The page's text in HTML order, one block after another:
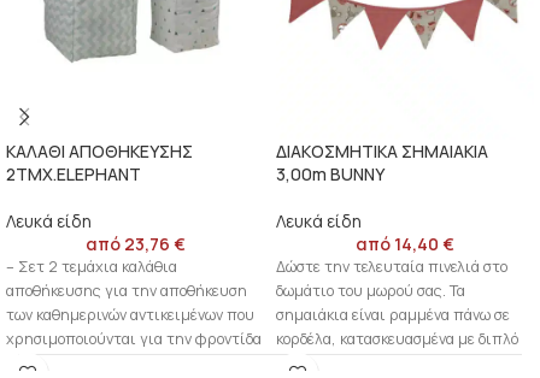
ΚΑΛΑΘΙ ΑΠΟΘΗΚΕΥΣΗΣ
2ΤΜΧ.ELEPHANT
Λευκά είδη
από 23,76 €
– Σετ 2 τεμάχια καλάθια
αποθήκευσης για την αποθήκευση
των καθημερινών αντικειμένων που
χρησιμοποιούνται για την φροντίδα
ενός μωρού. –
ΔΙΑΚΟΣΜΗΤΙΚΑ ΣΗΜΑΙΑΚΙΑ
3,00m BUNNY
Λευκά είδη
από 14,40 €
Δώστε την τελευταία πινελιά στο
δωμάτιο του μωρού σας. Τα
σημαιάκια είναι ραμμένα πάνω σε
κορδέλα, κατασκευασμένα με διπλό
ύφασμα